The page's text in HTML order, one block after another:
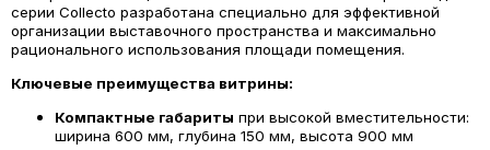
серии Collecto разработана специально для эффективной
организации выставочного пространства и максимально
рационального использования площади помещения.
Ключевые преимущества витрины:
Компактные габариты при высокой вместительности:
ширина 600 мм, глубина 150 мм, высота 900 мм